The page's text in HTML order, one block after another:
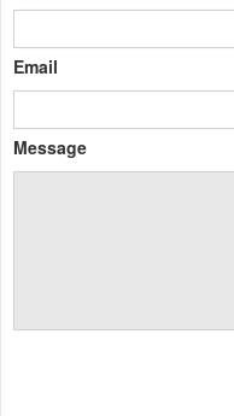
Email
Message